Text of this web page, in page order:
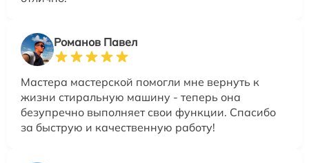
Романов Павел
Мастера мастерской помогли мне вернуть к
жизни стиральную машину - теперь она
безупречно выполняет свои функции. Спасибо
за быструю и качественную работу!